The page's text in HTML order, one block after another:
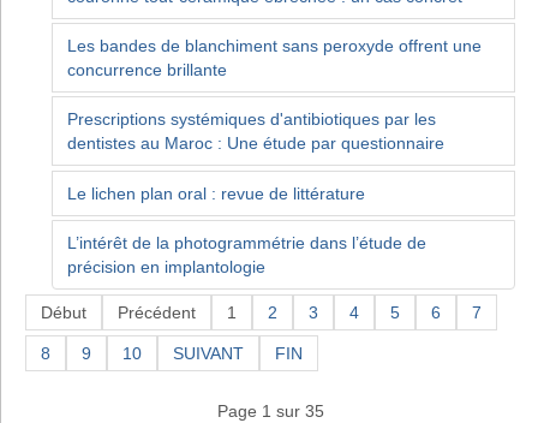
Les bandes de blanchiment sans peroxyde offrent une
concurrence brillante
Prescriptions systémiques d'antibiotiques par les
dentistes au Maroc : Une étude par questionnaire
Le lichen plan oral : revue de littérature
L’intérêt de la photogrammétrie dans l’étude de
précision en implantologie
Début Précédent 1 2 3 4 5 6 7
8 9 10 SUIVANT FIN
Page 1 sur 35